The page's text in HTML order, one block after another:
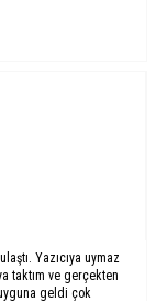
Yazıcıya uymaz
taktım ve gerçekten
geldi çok